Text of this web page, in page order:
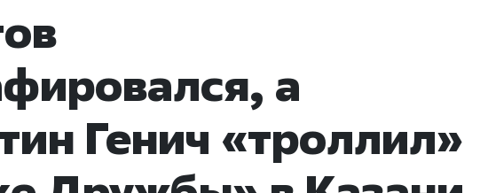
а
Генич «троллил»